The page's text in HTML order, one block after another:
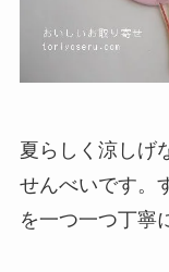
夏らしく涼しげ
せんべいです。
を一つ一つ丁寧